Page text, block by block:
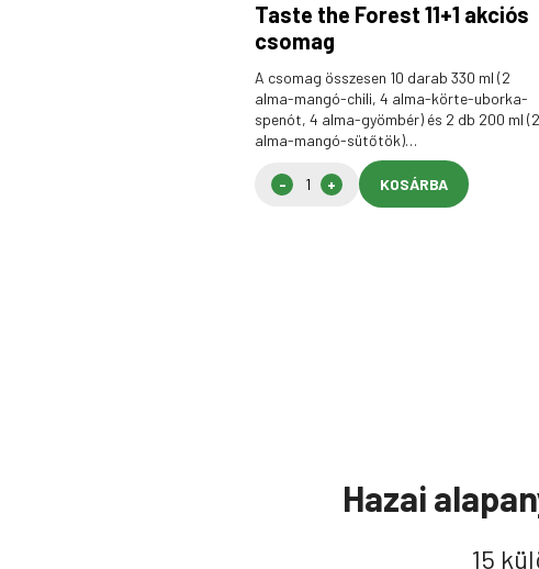
Taste the Forest 11+1 akciós
csomag
A csomag összesen 10 darab 330 ml (2
alma-mangó-chili, 4 alma-körte-uborka-
spenót, 4 alma-gyömbér) és 2 db 200 ml (2
alma-mangó-sütőtök)…
KOSÁRBA
Hazai
15